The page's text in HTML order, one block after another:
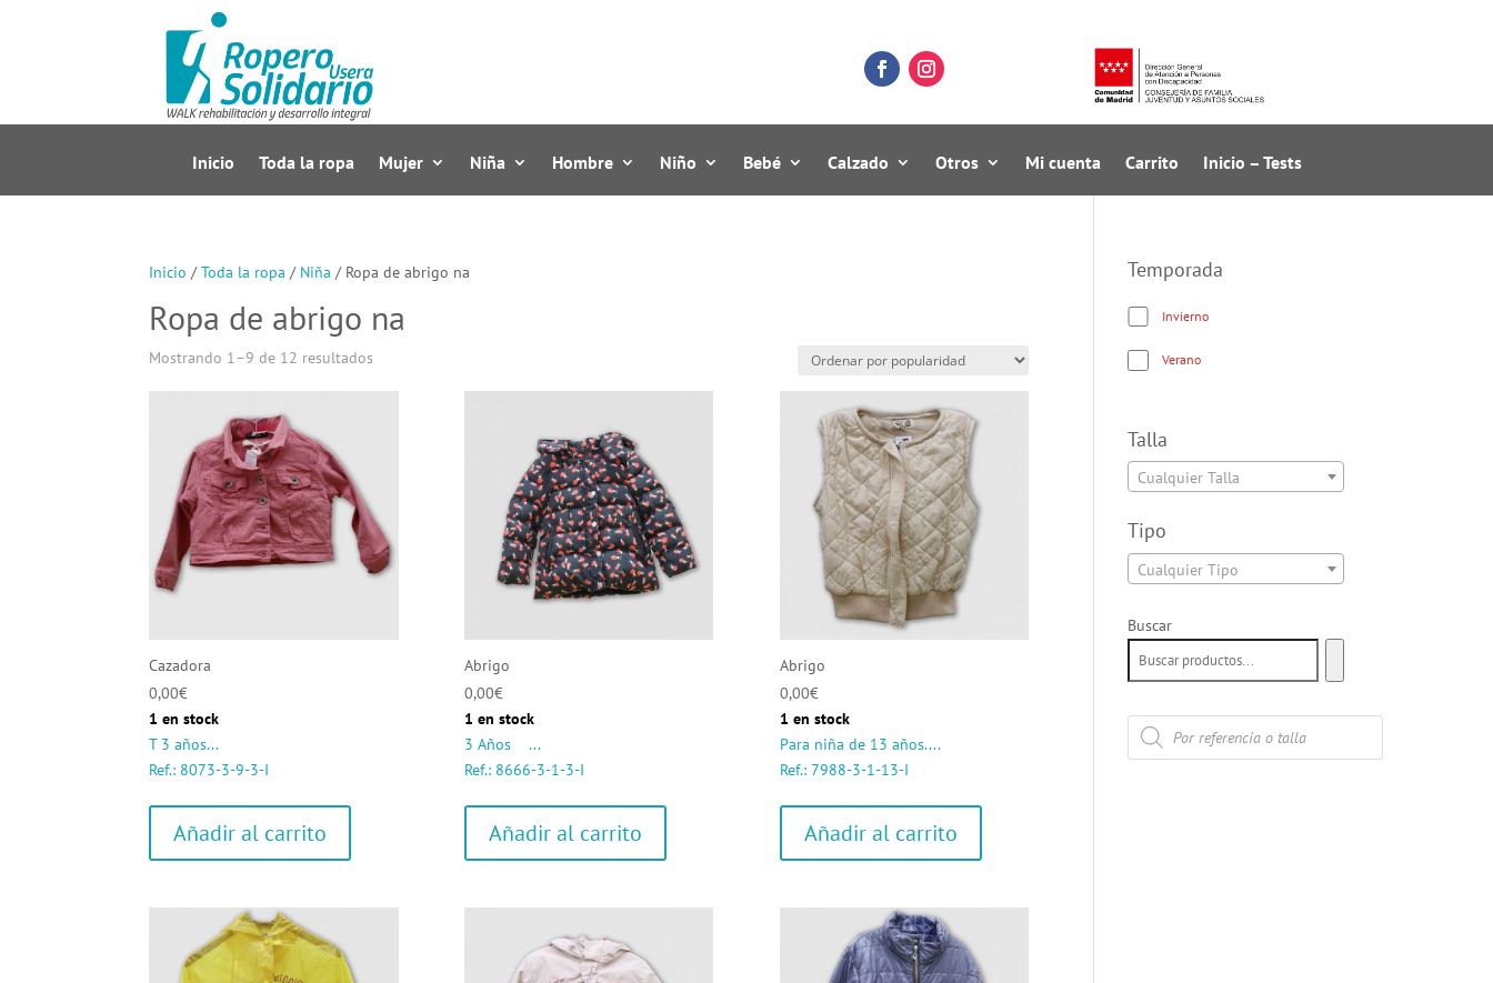
Inicio Toda la ropa Mujer Niña Hombre Niño Bebé Calzado Otros Mi cuenta Carrito Inicio – Tests
Inicio /Toda la ropa / Niña / Ropa de abrigo na
Ropa de abrigo na
Mostrando 1–9 de 12 resultados
Cazadora
0,00€
1 en stock
T 3 años...
Ref.: 8073-3-9-3-I
Añadir al carrito
Abrigo
0,00€
1 en stock
3 Años ...
Ref.: 8666-3-1-3-I
Añadir al carrito
Abrigo
0,00€
1 en stock
Para niña de 13 años....
Ref.: 7988-3-1-13-I
Añadir al carrito
Temporada
Invierno
Verano
Talla
Cualquier Talla
Tipo
Cualquier Tipo
Buscar
Búsqueda
de
productos